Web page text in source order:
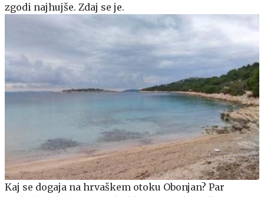
zgodi najhujše. Zdaj se je.
Kaj se dogaja na hrvaškem otoku Obonjan? Par